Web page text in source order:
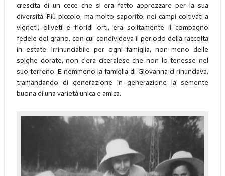
crescita di un cece che si era fatto apprezzare per la sua
diversità. Più piccolo, ma molto saporito, nei campi coltivati a
vigneti, oliveti e floridi orti, era solitamente il compagno
fedele del grano, con cui condivideva il periodo della raccolta
in estate. Irrinunciabile per ogni famiglia, non meno delle
spighe dorate, non c’era ciceralese che non lo tenesse nel
suo terreno. E nemmeno la famiglia di Giovanna ci rinunciava,
tramandando di generazione in generazione la semente
buona di una varietà unica e amica.